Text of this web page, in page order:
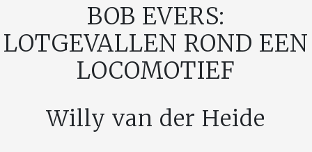
BOB EVERS:
LOTGEVALLEN ROND EEN
LOCOMOTIEF
Willy van der Heide